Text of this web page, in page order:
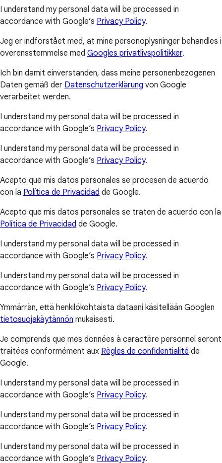
I understand my personal data will be processed in
accordance with Google’s Privacy Policy.
Jeg er indforstået med, at mine personoplysninger behandles i
overensstemmelse med Googles privatlivspolitikker.
Ich bin damit einverstanden, dass meine personenbezogenen
Daten gemäß der Datenschutzerklärung von Google
verarbeitet werden.
I understand my personal data will be processed in
accordance with Google’s Privacy Policy.
I understand my personal data will be processed in
accordance with Google’s Privacy Policy.
Acepto que mis datos personales se procesen de acuerdo
con la Política de Privacidad de Google.
Acepto que mis datos personales se traten de acuerdo con la
Política de Privacidad de Google.
I understand my personal data will be processed in
accordance with Google’s Privacy Policy.
I understand my personal data will be processed in
accordance with Google’s Privacy Policy.
Ymmärrän, että henkilökohtaista dataani käsitellään Googlen
tietosuojakäytännön mukaisesti.
Je comprends que mes données à caractère personnel seront
traitées conformément aux Règles de confidentialité de
Google.
I understand my personal data will be processed in
accordance with Google’s Privacy Policy.
I understand my personal data will be processed in
accordance with Google’s Privacy Policy.
I understand my personal data will be processed in
accordance with Google’s Privacy Policy.